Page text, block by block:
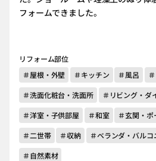
フォームできました。
リフォーム部位
＃屋根・外壁
＃キッチン ＃風呂
＃洗面化粧台・洗面所
＃リビング・ダ
＃洋室・子供部屋
＃和室 ＃玄関・ポ
＃二世帯
＃収納 ＃ベランダ・バルコ
＃自然素材